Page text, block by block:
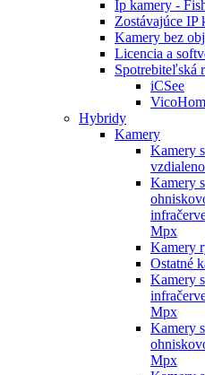
Ip kamery -
Zostávajúce IP
Kamery bez
Licencia a
Spotrebiteľská
iCSee
Hybridy
Kamery
Kamery
Kamery
Mpx
Kamery
Ostatné
Kamery
Mpx
Kamery
Mpx